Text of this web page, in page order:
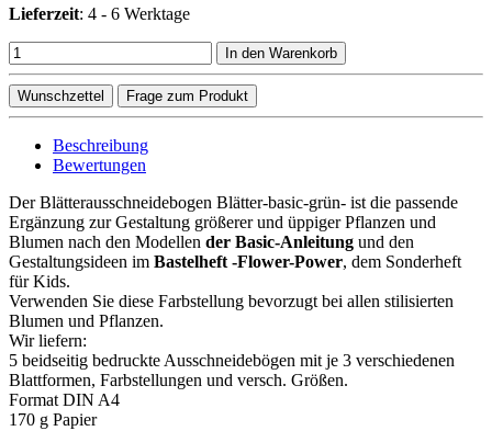
Lieferzeit: 4 - 6 Werktage
In den Warenkorb
Wunschzettel Frage zum Produkt
Beschreibung
Bewertungen
Der Blätterausschneidebogen Blätter-basic-grün- ist die passende
Ergänzung zur Gestaltung größerer und üppiger Pflanzen und
Blumen nach den Modellen der Basic-Anleitung und den
Gestaltungsideen im Bastelheft -Flower-Power, dem Sonderheft
für Kids.
Verwenden Sie diese Farbstellung bevorzugt bei allen stilisierten
Blumen und Pflanzen.
Wir liefern:
5 beidseitig bedruckte Ausschneidebögen mit je 3 verschiedenen
Blattformen, Farbstellungen und versch. Größen.
Format DIN A4
170 g Papier